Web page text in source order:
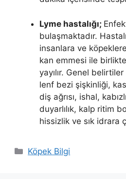
Lyme hastalığı;
bulaşmaktadır.
insanlara ve
kan emmesi ile
yayılır. Genel
lenf bezi şişkinliği,
diş ağrısı, ishal,
duyarlılık, kalp ritim
hissizlik ve sık idrara
Kategoriler
Köpek Bilgi